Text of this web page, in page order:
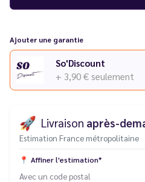
Ajouter une garantie
So'Discount
+ 3,90 € seulement
🚀 Livraison après-
Estimation France métropolitaine
📍 Affiner l'estimation*
Avec un code postal